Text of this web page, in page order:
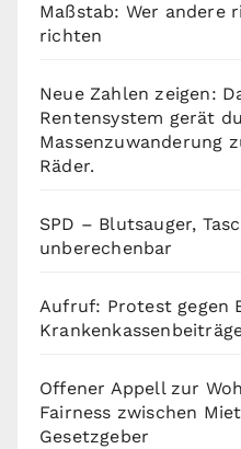
Maßstab: Wer andere
richten
Neue Zahlen zeigen:
Rentensystem gerät
Massenzuwanderung
Räder.
SPD – Blutsauger,
unberechenbar
Aufruf: Protest gegen
Offener Appell zur
Fairness zwischen
Gesetzgeber